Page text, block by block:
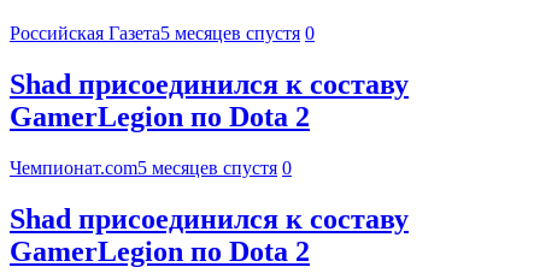
Российская Газета5 месяцев спустя 0
Shad присоединился к составу
GamerLegion по Dota 2
Чемпионат.com5 месяцев спустя 0
Shad присоединился к составу
GamerLegion по Dota 2